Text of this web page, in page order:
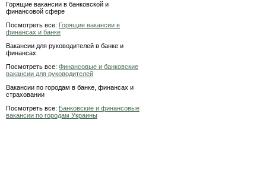
Горящие вакансии в банковской и
финансовой сфере
Посмотреть все: Горящие вакансии в
финансах и банке
Вакансии для руководителей в банке и
финансах
Посмотреть все: Финансовые и банковские
вакансии для руководителей
Вакансии по городам в банке, финансах и
страховании
Посмотреть все: Банковские и финансовые
вакансии по городам Украины